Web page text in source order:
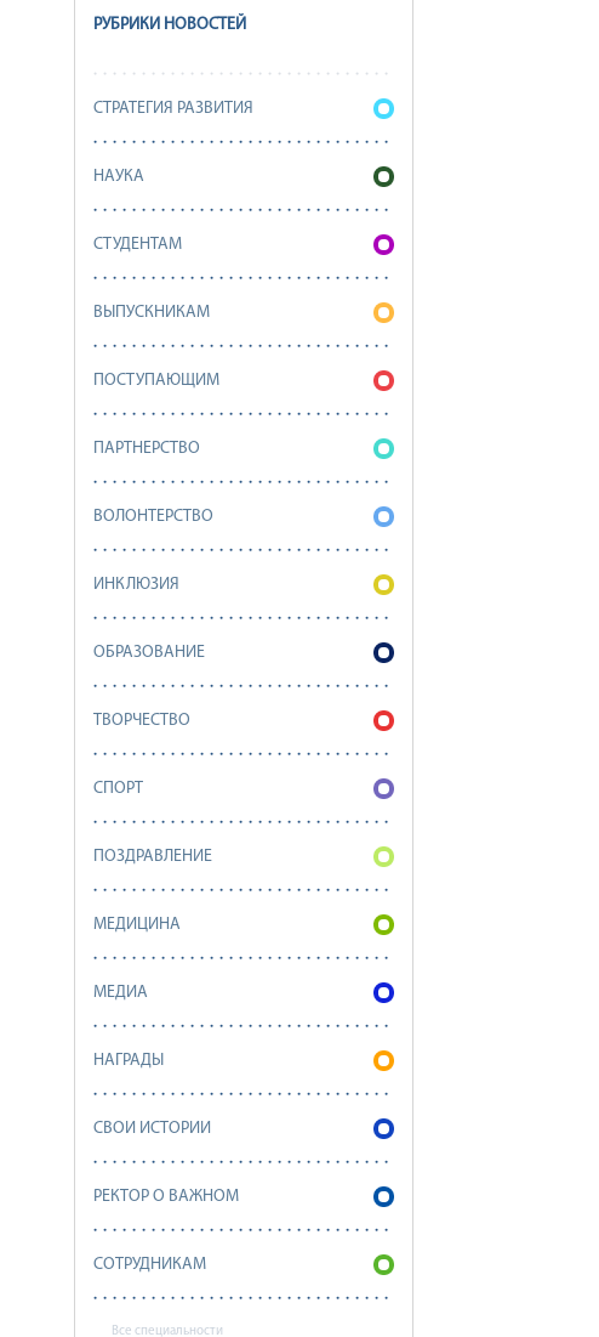
РУБРИКИ НОВОСТЕЙ
СТРАТЕГИЯ РАЗВИТИЯ
НАУКА
СТУДЕНТАМ
ВЫПУСКНИКАМ
ПОСТУПАЮЩИМ
ПАРТНЕРСТВО
ВОЛОНТЕРСТВО
ИНКЛЮЗИЯ
ОБРАЗОВАНИЕ
ТВОРЧЕСТВО
СПОРТ
ПОЗДРАВЛЕНИЕ
МЕДИЦИНА
МЕДИА
НАГРАДЫ
СВОИ ИСТОРИИ
РЕКТОР О ВАЖНОМ
СОТРУДНИКАМ
Все специальности